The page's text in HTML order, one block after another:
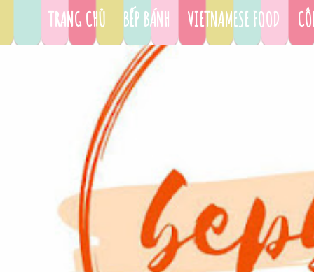
TRANG CHỦ BẾP BÁNH VIETNAMESE FOOD